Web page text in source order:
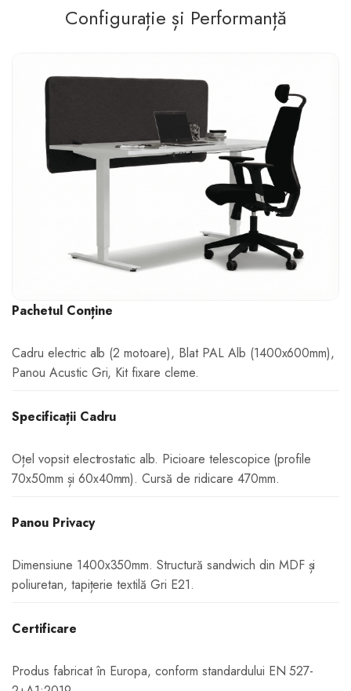
Configurație și Performanță
Pachetul Conține
Cadru electric alb (2 motoare), Blat PAL Alb (1400x600mm),
Panou Acustic Gri, Kit fixare cleme.
Specificații Cadru
Oțel vopsit electrostatic alb. Picioare telescopice (profile
70x50mm și 60x40mm). Cursă de ridicare 470mm.
Panou Privacy
Dimensiune 1400x350mm. Structură sandwich din MDF și
poliuretan, tapițerie textilă Gri E21.
Certificare
Produs fabricat în Europa, conform standardului EN 527-